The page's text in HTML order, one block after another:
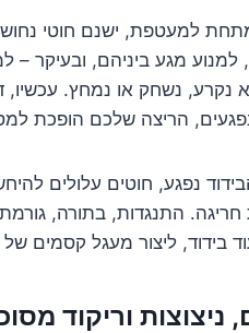
למעטפת, ישנם חוטי
מגע ביניהם, ובעיקר –
נקרע, נשחק או נמחץ.
הריצה שלכם הופכת
נפגע, חוטים עלולים
חריגה. התנגדות, בתורה,
בידוד, ליצור מעגל קסמים
ניצוצות וריקוד